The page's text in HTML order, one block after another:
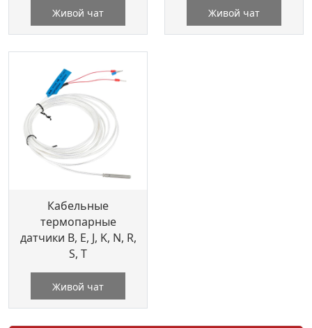
Живой чат Живой чат
Кабельные
термопарные
датчики B, E, J, K, N, R,
S, T
Живой чат